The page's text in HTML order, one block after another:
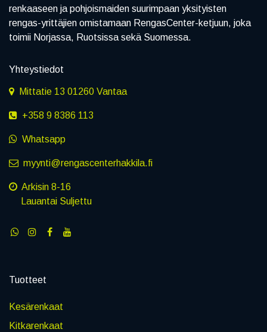
renkaaseen ja pohjoismaiden suurimpaan yksityisten
rengas-yrittäjien omistamaan RengasCenter-ketjuun, joka
toimii Norjassa, Ruotsissa sekä Suomessa.
Yhteystiedot
Mittatie 13 01260 Vantaa
+358 9 8386 113
Whatsapp
myynti@rengascenterhakkila.fi
Arkisin 8-16
Lauantai Suljettu
Tuotteet
Kesärenkaat
Kitkarenkaat